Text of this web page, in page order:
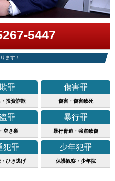
5447
ます！
罪
投資詐欺
傷害罪
傷害・傷害致死
罪
空き巣
暴行罪
暴行脅迫・強盗致傷
犯罪
ひき逃げ
少年犯罪
保護観察・少年院